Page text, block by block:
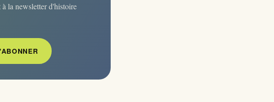
la newsletter d'histoire